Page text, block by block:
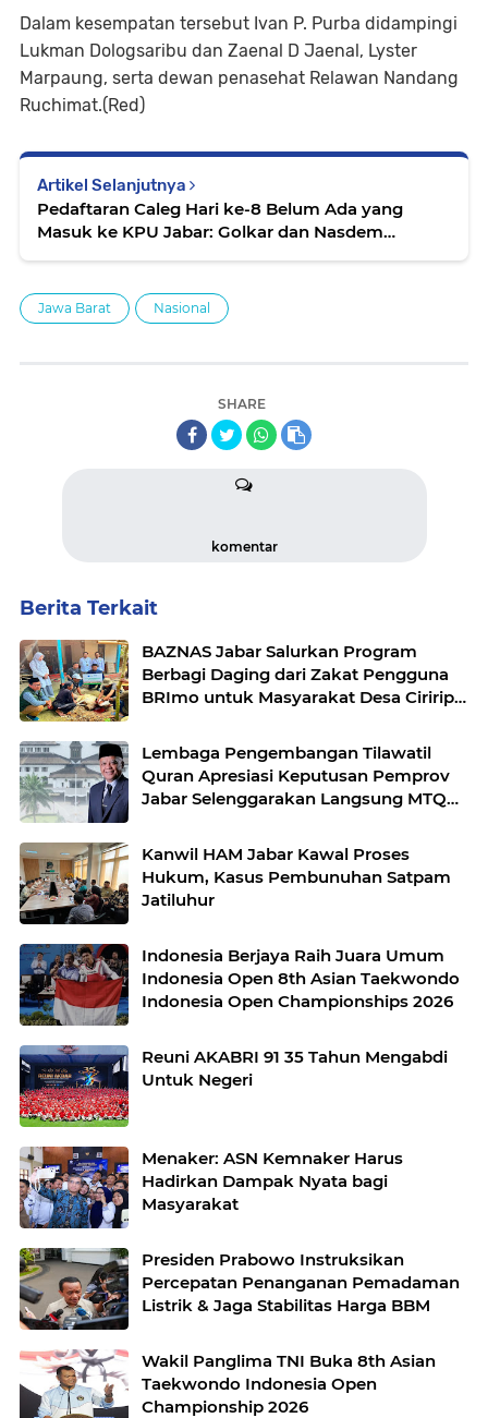
Dalam kesempatan tersebut Ivan P. Purba didampingi
Lukman Dologsaribu dan Zaenal D Jaenal, Lyster
Marpaung, serta dewan penasehat Relawan Nandang
Ruchimat.(Red)
Artikel Selanjutnya
Pedaftaran Caleg Hari ke-8 Belum Ada yang
Masuk ke KPU Jabar: Golkar dan Nasdem
Jawa Barat Nasional
SHARE
komentar
Berita Terkait
BAZNAS Jabar Salurkan Program
Berbagi Daging dari Zakat Pengguna
BRImo untuk Masyarakat Desa Ciririp
Lembaga Pengembangan Tilawatil
Quran Apresiasi Keputusan Pemprov
Jabar Selenggarakan Langsung MTQ
Kanwil HAM Jabar Kawal Proses
Hukum, Kasus Pembunuhan Satpam
Jatiluhur
Indonesia Berjaya Raih Juara Umum
Indonesia Open 8th Asian Taekwondo
Indonesia Open Championships 2026
Reuni AKABRI 91 35 Tahun Mengabdi
Untuk Negeri
Menaker: ASN Kemnaker Harus
Hadirkan Dampak Nyata bagi
Masyarakat
Presiden Prabowo Instruksikan
Percepatan Penanganan Pemadaman
Listrik & Jaga Stabilitas Harga BBM
Wakil Panglima TNI Buka 8th Asian
Taekwondo Indonesia Open
Championship 2026